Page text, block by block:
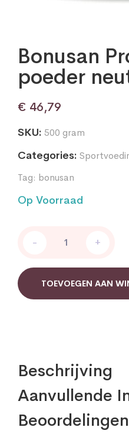
Bonusan
poeder
€ 46,79
SKU: 500 gram
Categories:
Tag: bonusan
Op Voorraad
Proteine
neutraal
quantity
- +
TOEVOEGEN AAN
Beschrijving
Aanvullende